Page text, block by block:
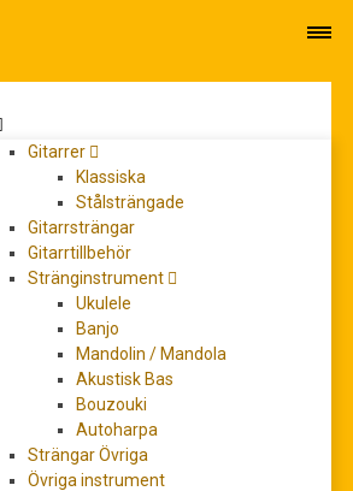
Gitarrer
Klassiska
Stålsträngade
Gitarrsträngar
Gitarrtillbehör
Stränginstrument
Ukulele
Banjo
Mandolin / Mandola
Akustisk Bas
Bouzouki
Autoharpa
Strängar Övriga
Övriga instrument
Nun freut euch,
gmein (1978) -